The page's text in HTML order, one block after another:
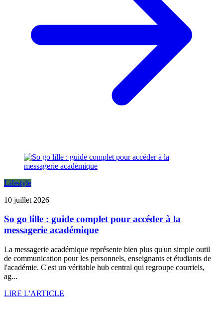
Lifestyle
10 juillet 2026
So go lille : guide complet pour accéder à la
messagerie académique
La messagerie académique représente bien plus qu'un simple outil
de communication pour les personnels, enseignants et étudiants de
l'académie. C'est un véritable hub central qui regroupe courriels,
ag...
LIRE L'ARTICLE